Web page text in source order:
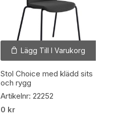
Lägg Till I Varukorg
Stol Choice med klädd sits
och rygg
Artikelnr: 22252
0 kr